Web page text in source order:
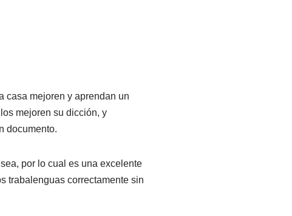
casa mejoren y aprendan un
mejoren su dicción, y
documento.
por lo cual es una excelente
trabalenguas correctamente sin